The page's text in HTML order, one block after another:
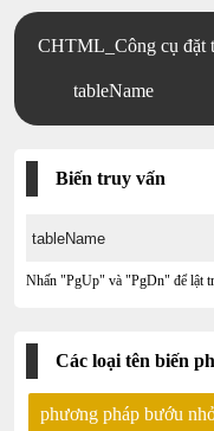
CHTML_Công cụ đặt
tableName
Biến truy vấn
Nhấn "PgUp" và "PgDn" để lật
Các loại tên biến
phương pháp bướu